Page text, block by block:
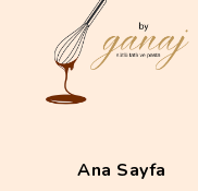
Ana Sayfa